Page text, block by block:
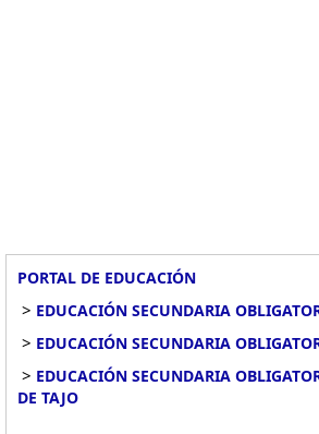
PORTAL DE EDUCACIÓN
> EDUCACIÓN SECUNDARIA
> EDUCACIÓN SECUNDARIA
> EDUCACIÓN SECUNDARIA
DE TAJO